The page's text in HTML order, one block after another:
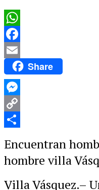
WhatsApp
Facebook
Email Share
Messenger
Copy
Encuentran
hombre villa
Villa Vásquez.–